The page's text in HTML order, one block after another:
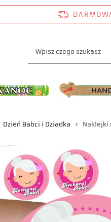
Dzień Babci i Dziadka Naklejki